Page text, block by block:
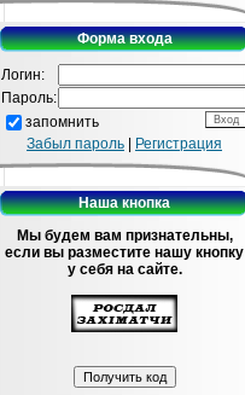
Форма входа
Логин:
Пароль:
запомнить
Забыл пароль
Регистрация
Наша кнопка
Мы будем вам признательны,
если вы разместите нашу кнопку
у себя на сайте.